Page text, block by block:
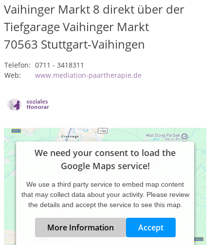
Vaihinger Markt 8 direkt über der
Tiefgarage Vaihinger Markt
70563 Stuttgart-Vaihingen
Telefon: 0711 - 3418311
Web:
www.mediation-paartherapie.de
We need your consent to load the
Google Maps service!
We use a third party service to embed map content
that may collect data about your activity. Please review
the details and accept the service to see this map.
More Information Accept